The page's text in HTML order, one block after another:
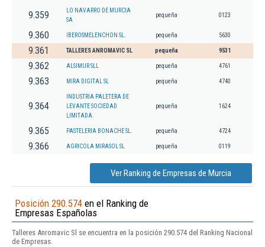
9.359
LO NAVARRO DE MURCIA
SA
pequeña 0123
9.360 IBEROSMELENCHON SL. pequeña 5630
9.361 TALLERES ANROMAVIC SL pequeña 9531
9.362 ALSIMUR SLL pequeña 4761
9.363 MIRA DIGITAL SL pequeña 4740
9.364
INDUSTRIA PALETERA DE
LEVANTE SOCIEDAD
LIMITADA.
pequeña 1624
9.365 PASTELERIA BONACHE SL. pequeña 4724
9.366 AGRICOLA MIRASOL SL pequeña 0119
Ver Ranking de Empresas de Murcia
Posición 290.574 en el Ranking de
Empresas Españolas
Talleres Anromavic Sl se encuentra en la posición 290.574 del Ranking Nacional
de Empresas.